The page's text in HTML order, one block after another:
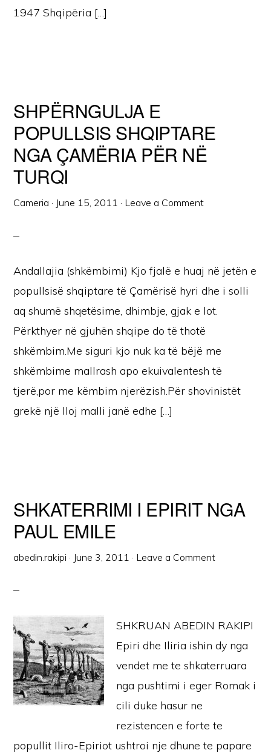
1947 Shqipëria […]
SHPËRNGULJA E
POPULLSIS SHQIPTARE
NGA ÇAMËRIA PËR NË
TURQI
Cameria · June 15, 2011 · Leave a Comment
Andallajia (shkëmbimi) Kjo fjalë e huaj në jetën e
popullsisë shqiptare të Çamërisë hyri dhe i solli
aq shumë shqetësime, dhimbje, gjak e lot.
Përkthyer në gjuhën shqipe do të thotë
shkëmbim.Me siguri kjo nuk ka të bëjë me
shkëmbime mallrash apo ekuivalentesh të
tjerë,por me këmbim njerëzish.Për shovinistët
grekë një lloj malli janë edhe […]
SHKATERRIMI I EPIRIT NGA
PAUL EMILE
abedin.rakipi · June 3, 2011 · Leave a Comment
SHKRUAN ABEDIN RAKIPI
Epiri dhe Iliria ishin dy nga
vendet me te shkaterruara
nga pushtimi i eger Romak i
cili duke hasur ne
rezistencen e forte te
popullit Iliro-Epiriot ushtroi nje dhune te papare